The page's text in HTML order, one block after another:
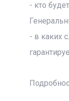
- кто
- в каких